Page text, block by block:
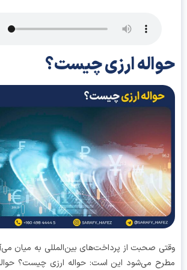
ارزی چیست؟
صحبت از پرداخت‌های بین‌المللی به میان می‌آید،
می‌شود این است: حواله ارزی چیست؟ حواله